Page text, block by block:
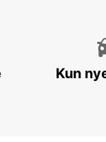
Kun